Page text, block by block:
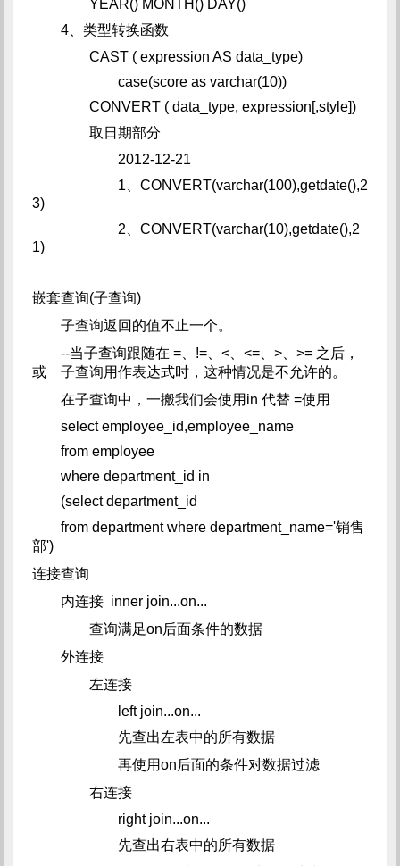
YEAR() MONTH() DAY()
4、类型转换函数
CAST ( expression AS data_type)
case(score as varchar(10))
CONVERT ( data_type, expression[,style])
取日期部分
2012-12-21
1、CONVERT(varchar(100),getdate(),2
3)
2、CONVERT(varchar(10),getdate(),2
1)
嵌套查询(子查询)
子查询返回的值不止一个。
--当子查询跟随在 =、!=、<、<=、>、>= 之后，
或
子查询用作表达式时，这种情况是不允许的。
在子查询中，一搬我们会使用in 代替 =使用
select employee_id,employee_name
from employee
where department_id in
(select department_id
from department where department_name='销售
部')
连接查询
内连接 inner join...on...
查询满足on后面条件的数据
外连接
左连接
left join...on...
先查出左表中的所有数据
再使用on后面的条件对数据过滤
右连接
right join...on...
先查出右表中的所有数据